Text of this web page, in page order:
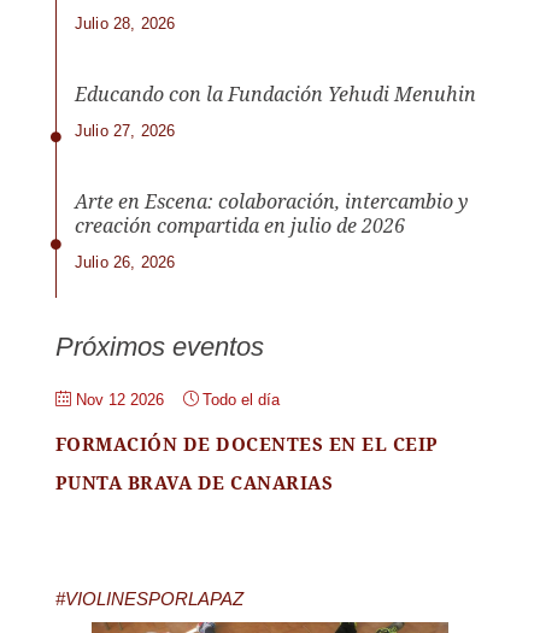
Julio 28, 2026
Educando con la Fundación Yehudi Menuhin
Julio 27, 2026
Arte en Escena: colaboración, intercambio y
creación compartida en julio de 2026
Julio 26, 2026
Próximos eventos
Nov 12 2026 Todo el día
FORMACIÓN DE DOCENTES EN EL CEIP
PUNTA BRAVA DE CANARIAS
#VIOLINESPORLAPAZ